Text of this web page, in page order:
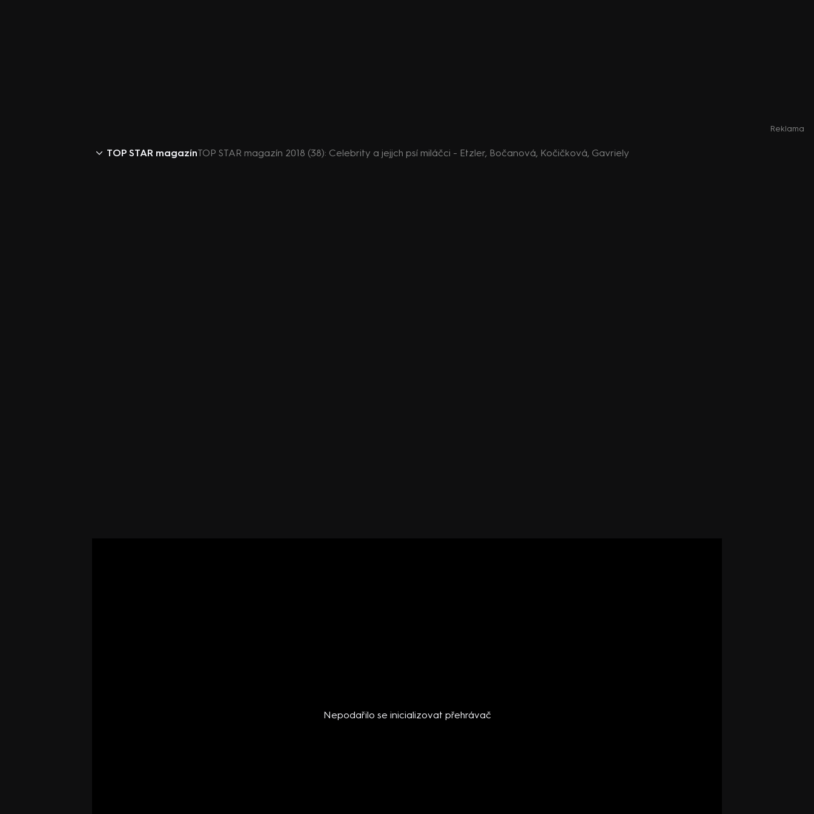
Reklama
TOP STAR magazínTOP STAR magazín 2018 (38): Celebrity a jejjch psí miláčci - Etzler, Bočanová, Kočičková, Gavriely
Nepodařilo se inicializovat přehrávač